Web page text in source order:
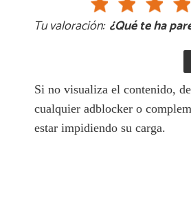
Tu valoración: ¿Qué te ha
Si no visualiza el contenido,
cualquier adblocker o
estar impidiendo su carga.